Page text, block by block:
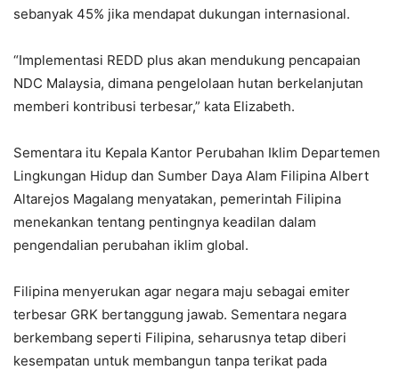
sebanyak 45% jika mendapat dukungan internasional.
“Implementasi REDD plus akan mendukung pencapaian
NDC Malaysia, dimana pengelolaan hutan berkelanjutan
memberi kontribusi terbesar,” kata Elizabeth.
Sementara itu Kepala Kantor Perubahan Iklim Departemen
Lingkungan Hidup dan Sumber Daya Alam Filipina Albert
Altarejos Magalang menyatakan, pemerintah Filipina
menekankan tentang pentingnya keadilan dalam
pengendalian perubahan iklim global.
Filipina menyerukan agar negara maju sebagai emiter
terbesar GRK bertanggung jawab. Sementara negara
berkembang seperti Filipina, seharusnya tetap diberi
kesempatan untuk membangun tanpa terikat pada